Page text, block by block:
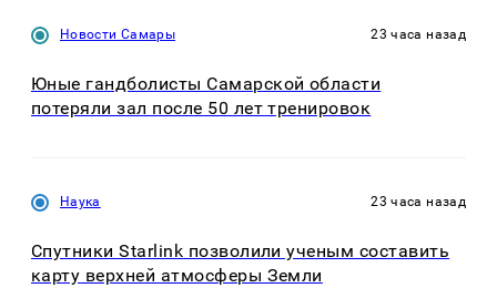
Новости Самары 23 часа назад
Юные гандболисты Самарской области
потеряли зал после 50 лет тренировок
Наука 23 часа назад
Спутники Starlink позволили ученым составить
карту верхней атмосферы Земли